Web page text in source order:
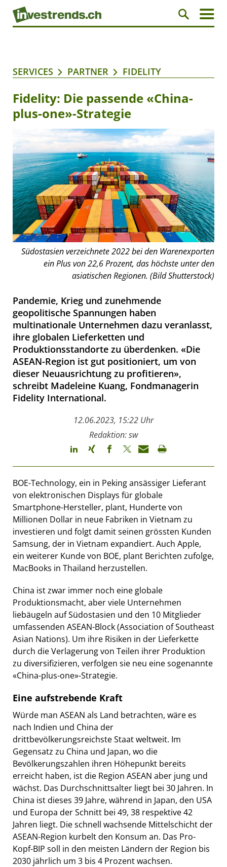
SERVICES PARTNER FIDELITY
Fidelity: Die passende «China-
plus-one»-Strategie
Südostasien verzeichnete 2022 bei den Warenexporten
ein Plus von 22,6 Prozent, das höchste unter den
asiatischen Regionen. (Bild Shutterstock)
Pandemie, Krieg und zunehmende
geopolitische Spannungen haben
multinationale Unternehmen dazu veranlasst,
ihre globalen Lieferketten und
Produktionsstandorte zu überdenken. «Die
ASEAN-Region ist gut positioniert, um von
dieser Neuausrichtung zu profitieren»,
schreibt Madeleine Kuang, Fondmanagerin
Fidelity International.
12.06.2023, 15:22 Uhr
Redaktion: sw
BOE-Technology, ein in Peking ansässiger Lieferant
von elektronischen Displays für globale
Smartphone-Hersteller, plant, Hunderte von
Millionen Dollar in neue Fabriken in Vietnam zu
investieren und folgt damit seinen grössten Kunden
Samsung, der in Vietnam expandiert. Auch Apple,
ein weiterer Kunde von BOE, plant Berichten zufolge,
MacBooks in Thailand herzustellen.
China ist zwar immer noch eine globale
Produktionsmacht, aber viele Unternehmen
liebäugeln auf Südostasien und den 10 Mitglieder
umfassenden ASEAN-Block (Association of Southeast
Asian Nations). Um ihre Risiken in der Lieferkette
durch die Verlagerung von Teilen ihrer Produktion
zu diversifizieren, verfolgen sie neu eine sogenannte
«China-plus-one»-Strategie.
Eine aufstrebende Kraft
Würde man ASEAN als Land betrachten, wäre es
nach Indien und China der
drittbevölkerungsreichste Staat weltweit. Im
Gegensatz zu China und Japan, wo die
Bevölkerungszahlen ihren Höhepunkt bereits
erreicht haben, ist die Region ASEAN aber jung und
wächst. Das Durchschnittsalter liegt bei 30 Jahren. In
China ist dieses 39 Jahre, während in Japan, den USA
und Europa der Schnitt bei 49, 38 respektive 42
Jahren liegt. Die schnell wachsende Mittelschicht der
ASEAN-Region kurbelt den Konsum an. Das Pro-
Kopf-BIP soll in den meisten Ländern der Region bis
2030 jährlich um 3 bis 4 Prozent wachsen.